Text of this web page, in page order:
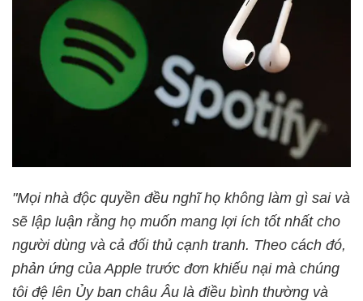
"Mọi nhà độc quyền đều nghĩ họ không làm gì sai và
sẽ lập luận rằng họ muốn mang lợi ích tốt nhất cho
người dùng và cả đối thủ cạnh tranh. Theo cách đó,
phản ứng của Apple trước đơn khiếu nại mà chúng
tôi đệ lên Ủy ban châu Âu là điều bình thường và